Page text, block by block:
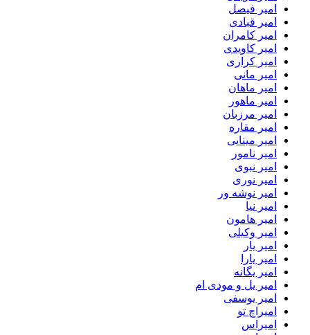
امیر فیصل
امیر قبادی
امیر کامران
امیر کاویدی
امیر کراری
امیر مانی
امیر ماهان
امیر ماهور
امیر مرزبان
امیر مقاره
امیر مینایی
امیر نامور
امیر نبوی
امیر نوری
امیر نوشه ور
امیر نیا
امیر هامون
امیر وکیلی
امیر یار
امیر یارا
امیر یگانه
امیر یل و مودی ام
امیر یوسفی
امیراچ تو
امیراس